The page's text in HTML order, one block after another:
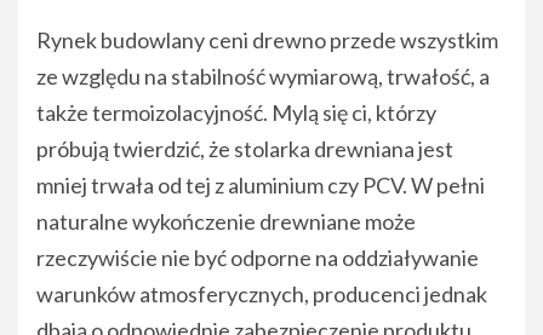
Rynek budowlany ceni drewno przede wszystkim
ze względu na stabilność wymiarową, trwałość, a
także termoizolacyjność. Mylą się ci, którzy
próbują twierdzić, że stolarka drewniana jest
mniej trwała od tej z aluminium czy PCV. W pełni
naturalne wykończenie drewniane może
rzeczywiście nie być odporne na oddziaływanie
warunków atmosferycznych, producenci jednak